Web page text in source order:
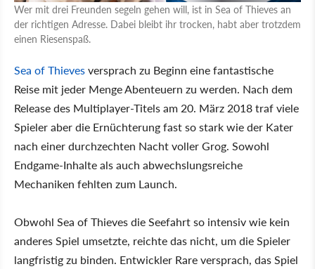
Wer mit drei Freunden segeln gehen will, ist in Sea of Thieves an
der richtigen Adresse. Dabei bleibt ihr trocken, habt aber trotzdem
einen Riesenspaß.
Sea of Thievesversprach zu Beginn eine fantastische
Reise mit jeder Menge Abenteuern zu werden. Nach dem
Release des Multiplayer-Titels am 20. März 2018 traf viele
Spieler aber die Ernüchterung fast so stark wie der Kater
nach einer durchzechten Nacht voller Grog. Sowohl
Endgame-Inhalte als auch abwechslungsreiche
Mechaniken fehlten zum Launch.
Obwohl Sea of Thieves die Seefahrt so intensiv wie kein
anderes Spiel umsetzte, reichte das nicht, um die Spieler
langfristig zu binden. Entwickler Rare versprach, das Spiel